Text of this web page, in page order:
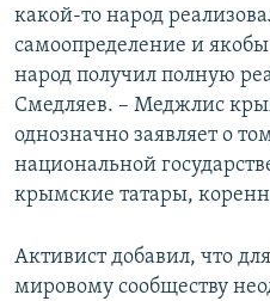
какой-то народ
самоопределение и
народ получил полную
Смедляев. – Меджлис
однозначно заявляет о
национальной
крымские татары,
Активист добавил, что
мировому сообществу